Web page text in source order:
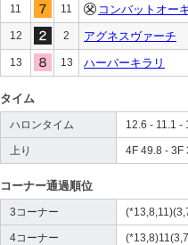
11 11 コンバットオー
12 2 アグネスヴァーチ
13 13 ハーバーキラリ
タイム
ハロンタイム 12.6 - 11.1 -
上り 4F 49.8 - 3F
コーナー通過順位
3コーナー
4コーナー